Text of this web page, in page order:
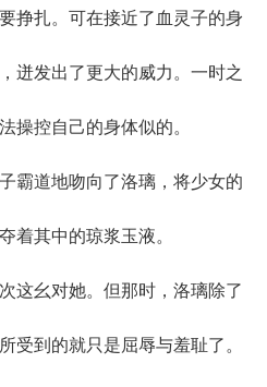
扎。可在接近了血灵子的身
迸发出了更大的威力。一时之
操控自己的身体似的。
地吻向了洛璃，将少女的
着其中的琼浆玉液。
幺对她。但那时，洛璃除了
受到的就只是屈辱与羞耻了。